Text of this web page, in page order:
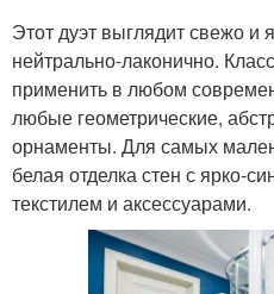
Этот дуэт выглядит свежо и
нейтрально-лаконично.
применить в любом
любые геометрические,
орнаменты. Для самых
белая отделка стен с ярко-
текстилем и аксессуарами.